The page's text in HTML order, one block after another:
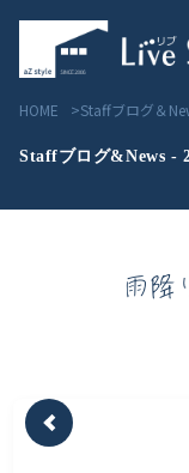
Livesumai 住宅標
Livesumai 保証に
HOME Staffブログ＆
Staffブログ&News -
雨降